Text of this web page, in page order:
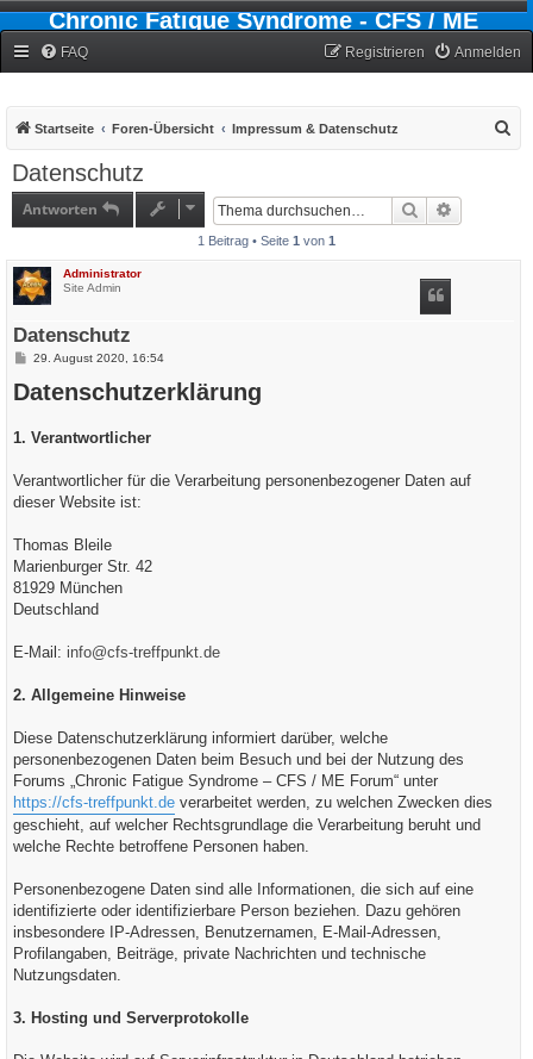
Chronic Fatigue Syndrome - CFS / ME
FAQ Anmelden
Registrieren
Startseite Foren-Übersicht Impressum & Datenschutz
Datenschutz
Antworten Suche
1 Beitrag • Seite 1 von 1
Administrator
Site Admin
Datenschutz
B
i
t
g
29. August 2020, 16:54
Datenschutzerklärung
1. Verantwortlicher
Verantwortlicher für die Verarbeitung personenbezogener Daten auf
dieser Website ist:
Thomas Bleile
Marienburger Str. 42
81929 München
Deutschland
E-Mail: info@cfs-treffpunkt.de
2. Allgemeine Hinweise
Diese Datenschutzerklärung informiert darüber, welche
personenbezogenen Daten beim Besuch und bei der Nutzung des
Forums „Chronic Fatigue Syndrome – CFS / ME Forum“ unter
https://cfs-treffpunkt.de verarbeitet werden, zu welchen Zwecken dies
geschieht, auf welcher Rechtsgrundlage die Verarbeitung beruht und
welche Rechte betroffene Personen haben.
Personenbezogene Daten sind alle Informationen, die sich auf eine
identifizierte oder identifizierbare Person beziehen. Dazu gehören
insbesondere IP-Adressen, Benutzernamen, E-Mail-Adressen,
Profilangaben, Beiträge, private Nachrichten und technische
Nutzungsdaten.
3. Hosting und Serverprotokolle